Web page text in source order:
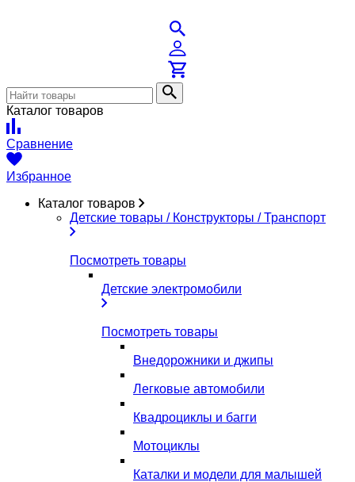
Каталог товаров
Сравнение
Избранное
Каталог товаров
Детские товары / Конструкторы / Транспорт
Посмотреть товары
Детские электромобили
Посмотреть товары
Внедорожники и джипы
Легковые автомобили
Квадроциклы и багги
Мотоциклы
Каталки и модели для малышей